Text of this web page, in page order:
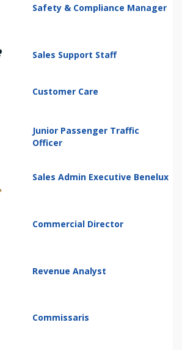
Safety & Compliance Manager
Sales Support Staff
Customer Care
Junior Passenger Traffic
Officer
Sales Admin Executive Benelux
Commercial Director
Revenue Analyst
Commissaris